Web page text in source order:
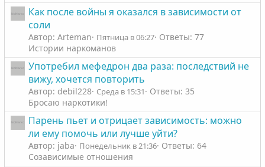
Как после войны я оказался в зависимости от
соли
Автор: Arteman Пятница в 06:27 Ответы: 77
Истории наркоманов
Употребил мефедрон два раза: последствий не
вижу, хочется повторить
Автор: debil228 Среда в 15:31
Ответы: 35
Бросаю наркотики!
Парень пьет и отрицает зависимость: можно
ли ему помочь или лучше уйти?
Автор: jaba Понедельник в 21:36 Ответы: 64
Созависимые отношения